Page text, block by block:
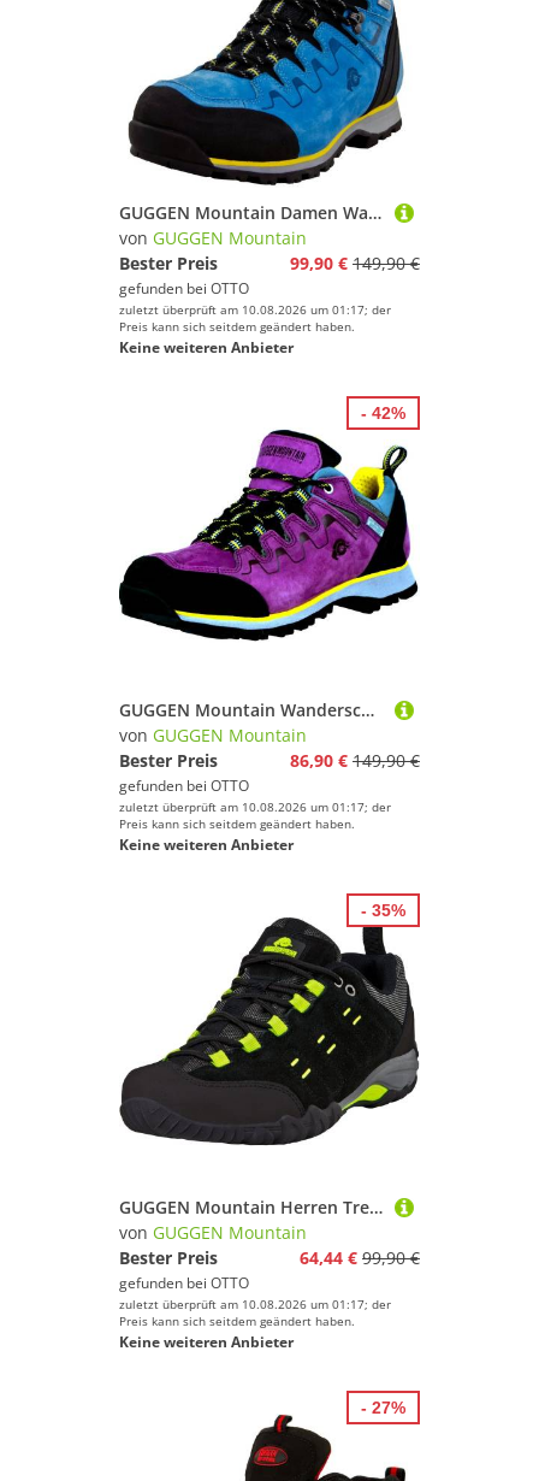
GUGGEN Mountain Damen Wanderstiefel Wanderschuh PM025 Damenwanderschuh Wanderschuh Wasserdichte Membrane, Verstärkte Schuhspitze, Trekkingschuh
von GUGGEN Mountain
Bester Preis
99,90 € 149,90 €
gefunden bei OTTO
zuletzt überprüft am 10.08.2026 um 01:17; der
Preis kann sich seitdem geändert haben.
Keine weiteren Anbieter
GUGGEN Mountain Wanderschuh PT024v2 Damenwanderschuh Wanderschuhe Trekkingschuhe Wanderschuh Wasserdicht Membrane, Verstärkte Schuhspitze mit Gummikappe
von GUGGEN Mountain
Bester Preis
86,90 € 149,90 €
gefunden bei OTTO
zuletzt überprüft am 10.08.2026 um 01:17; der
Preis kann sich seitdem geändert haben.
Keine weiteren Anbieter
- 42%
GUGGEN Mountain Herren Trekkingschuhe T004v2 Männer Wanderschuhe Walkingschuhe Trekkingschuh Outdoorschuhe Outdoor Schuhe Echtleder Leder wasserdicht
von GUGGEN Mountain
Bester Preis
64,44 € 99,90 €
gefunden bei OTTO
zuletzt überprüft am 10.08.2026 um 01:17; der
Preis kann sich seitdem geändert haben.
Keine weiteren Anbieter
- 35%
- 27%